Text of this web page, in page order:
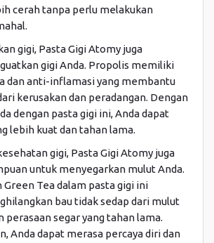
cerah tanpa perlu melakukan
gigi, Pasta Gigi Atomy juga
gigi Anda. Propolis memiliki
dan anti-inflamasi yang membantu
kerusakan dan peradangan. Dengan
dengan pasta gigi ini, Anda dapat
lebih kuat dan tahan lama.
gigi, Pasta Gigi Atomy juga
untuk menyegarkan mulut Anda.
Green Tea dalam pasta gigi ini
bau tidak sedap dari mulut
segar yang tahan lama.
Anda dapat merasa percaya diri dan